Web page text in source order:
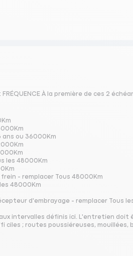
À la première de ces 2
ou 36000Km
les 48000Km
- remplacer Tous 48000Km
48000Km
d'embrayage - remplacer Tous
intervalles définis ici. L'entretien
; routes poussiéreuses, mouillées,